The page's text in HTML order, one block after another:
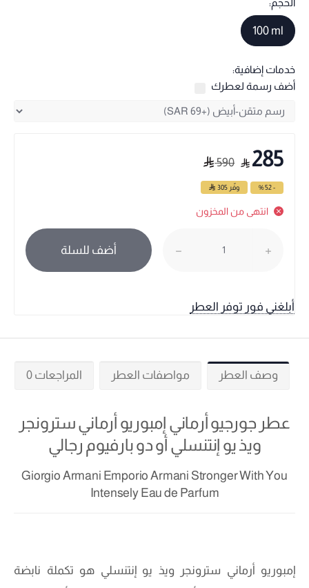
الحجم:
100 ml
خدمات إضافية:
أضف رسمة لعطرك
285
590
- 52 % وفّر 305
انتهى من المخزون
أضف للسلة
أبلغني فور توفر العطر
وصف العطر مواصفات العطر المراجعات 0
عطر جورجيو أرماني إمبوريو أرماني سترونجر
ويذ يو إنتنسلي أو دو بارفيوم رجالي
Giorgio Armani Emporio Armani Stronger With You
Intensely Eau de Parfum
إمبوريو أرماني سترونجر ويذ يو إنتنسلي هو تكملة نابضة